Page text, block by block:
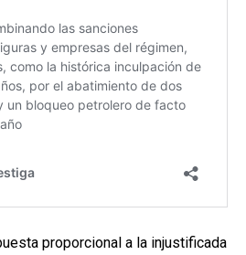
proporcional a la injustificada